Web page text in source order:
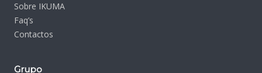
Sobre IKUMA
Faq’s
Contactos
Grupo